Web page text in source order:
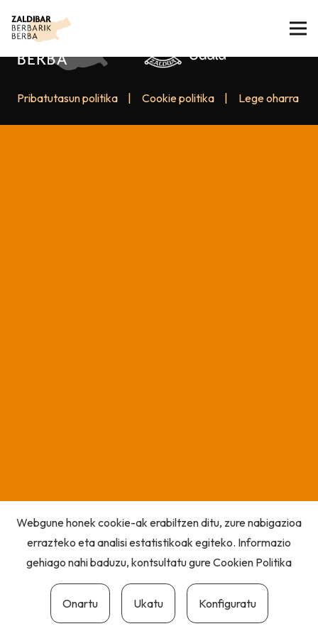
Pribatutasun politika Cookie politika Lege oharra
Webgune honek cookie-ak erabiltzen ditu, zure nabigazioa
errazteko eta analisi estatistikoak egiteko. Informazio
gehiago nahi baduzu, kontsultatu gureCookien Politika
Onartu Ukatu Konfiguratu